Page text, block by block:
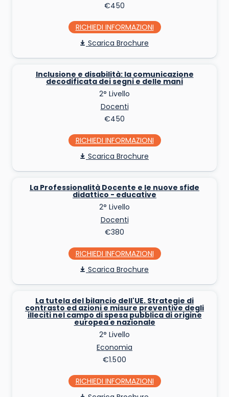
€450
RICHIEDI INFO
Scarica Brochure
Inclusione e disabilità: la comunicazione
decodificata dei segni e delle mani
2° Livello
Docenti
€450
RICHIEDI INFO
Scarica Brochure
La Professionalità Docente e le nuove sfide
didattico - educative
2° Livello
Docenti
€380
RICHIEDI INFO
Scarica Brochure
La tutela del bilancio dell'UE. Strategie di
contrasto ed azioni e misure preventive degli
illeciti nel campo di spesa pubblica di origine
europea e nazionale
2° Livello
Economia
€1.500
RICHIEDI INFO